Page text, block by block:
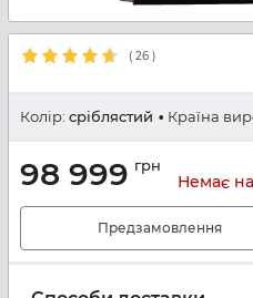
( 26 )
Колір: сріблястий Країна
98 999 грн
Немає на
Предзамовлення